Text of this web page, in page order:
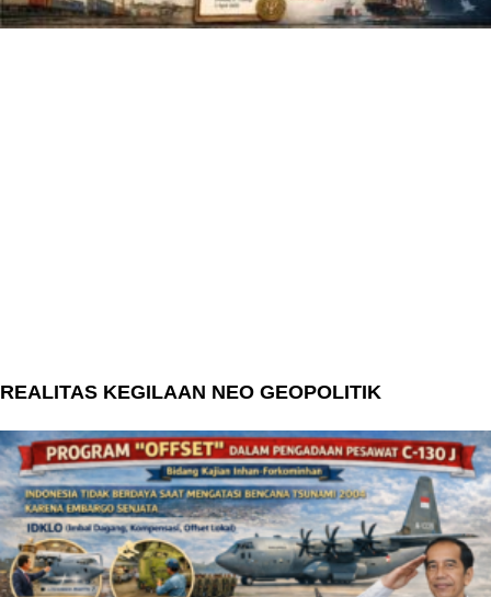
REALITAS KEGILAAN NEO GEOPOLITIK